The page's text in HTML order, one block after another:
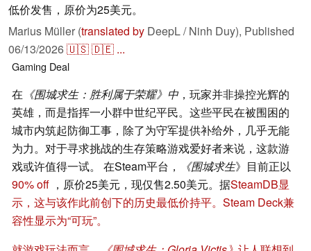
低价发售，原价为25美元。
Marius Müller (translated by DeepL / Ninh Duy), Published
06/13/2026🇺🇸🇩🇪 ...
Gaming Deal
在 《围城求生：胜利属于荣耀》中，玩家并非操控光辉的
英雄，而是指挥一小群中世纪平民。这些平民在被围困的
城市内筑起防御工事，除了为守军提供补给外，几乎无能
为力。对于寻求挑战的生存策略游戏爱好者来说，这款游
戏或许值得一试。 在Steam平台，
《围城求生》目前正以
90% off ，原价25美元，现仅售2.50美元。据SteamDB显
示，这与该作此前创下的历史最低价持平。Steam Deck兼
容性显示为“可玩”。